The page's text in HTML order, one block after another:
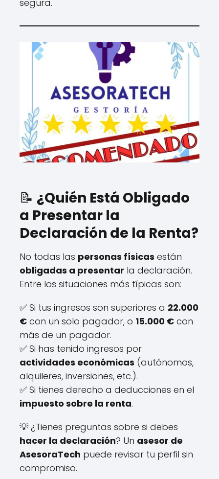
segura.
📝 ¿Quién Está Obligado
a Presentar la
Declaración de la Renta?
No todas las personas físicas están
obligadas a presentar la declaración.
Entre los situaciones más típicas son:
✅ Si tus ingresos son superiores a 22.000
€ con un solo pagador, o 15.000 € con
más de un pagador.
✅ Si has tenido ingresos por
actividades económicas (autónomos,
alquileres, inversiones, etc.).
✅ Si tienes derecho a deducciones en el
impuesto sobre la renta.
💡 ¿Tienes preguntas sobre si debes
hacer la declaración? Un asesor de
AsesoraTech puede revisar tu perfil sin
compromiso.